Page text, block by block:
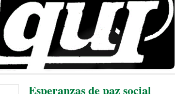
Esperanzas de paz social